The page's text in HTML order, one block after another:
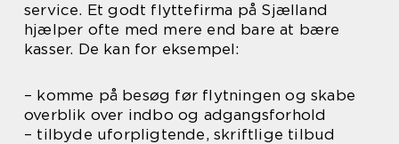
service. Et godt flyttefirma på Sjælland
hjælper ofte med mere end bare at bære
kasser. De kan for eksempel:
– komme på besøg før flytningen og skabe
overblik over indbo og adgangsforhold
– tilbyde uforpligtende, skriftlige tilbud